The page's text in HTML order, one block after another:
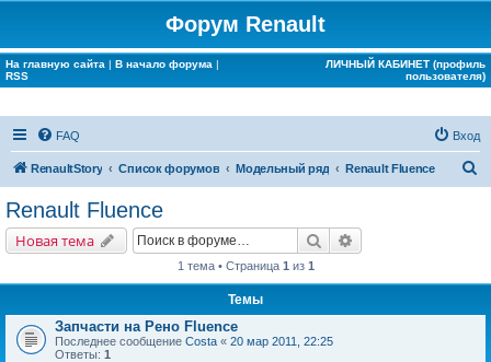
Форум Renault
На главную сайта | В начало форума |
RSS
ЛИЧНЫЙ КАБИНЕТ (профиль
пользователя)
FAQ Вход
RenaultStory Список форумов Модельный ряд Renault Fluence
Renault Fluence
Новая тема Поиск
1 тема • Страница 1 из 1
Темы
Запчасти на Рено Fluence
Последнее сообщение Costa « 20 мар 2011, 22:25
Ответы: 1